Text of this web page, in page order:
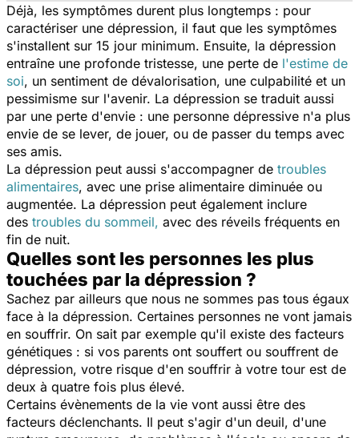
Déjà, les symptômes durent plus longtemps : pour
caractériser une dépression, il faut que les symptômes
s'installent sur 15 jour minimum. Ensuite, la dépression
entraîne une profonde tristesse, une perte de l'estime de
soi, un sentiment de dévalorisation, une culpabilité et un
pessimisme sur l'avenir. La dépression se traduit aussi
par une perte d'envie : une personne dépressive n'a plus
envie de se lever, de jouer, ou de passer du temps avec
ses amis.
La dépression peut aussi s'accompagner de troubles
alimentaires, avec une prise alimentaire diminuée ou
augmentée. La dépression peut également inclure
des troubles du sommeil, avec des réveils fréquents en
fin de nuit.
Quelles sont les personnes les plus
touchées par la dépression ?
Sachez par ailleurs que nous ne sommes pas tous égaux
face à la dépression. Certaines personnes ne vont jamais
en souffrir. On sait par exemple qu'il existe des facteurs
génétiques : si vos parents ont souffert ou souffrent de
dépression, votre risque d'en souffrir à votre tour est de
deux à quatre fois plus élevé.
Certains évènements de la vie vont aussi être des
facteurs déclenchants. Il peut s'agir d'un deuil, d'une